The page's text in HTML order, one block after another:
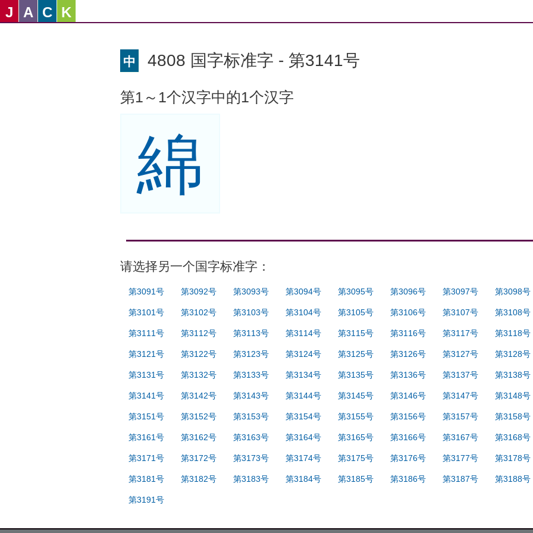
J A C K
中 4808 国字标准字 - 第3141号
第1～1个汉字中的1个汉字
綿
请选择另一个国字标准字：
第3091号 第3092号 第3093号 第3094号 第3095号 第3096号 第3097号 第3098号
第3101号 第3102号 第3103号 第3104号 第3105号 第3106号 第3107号 第3108号
第3111号 第3112号 第3113号 第3114号 第3115号 第3116号 第3117号 第3118号
第3121号 第3122号 第3123号 第3124号 第3125号 第3126号 第3127号 第3128号
第3131号 第3132号 第3133号 第3134号 第3135号 第3136号 第3137号 第3138号
第3141号 第3142号 第3143号 第3144号 第3145号 第3146号 第3147号 第3148号
第3151号 第3152号 第3153号 第3154号 第3155号 第3156号 第3157号 第3158号
第3161号 第3162号 第3163号 第3164号 第3165号 第3166号 第3167号 第3168号
第3171号 第3172号 第3173号 第3174号 第3175号 第3176号 第3177号 第3178号
第3181号 第3182号 第3183号 第3184号 第3185号 第3186号 第3187号 第3188号
第3191号